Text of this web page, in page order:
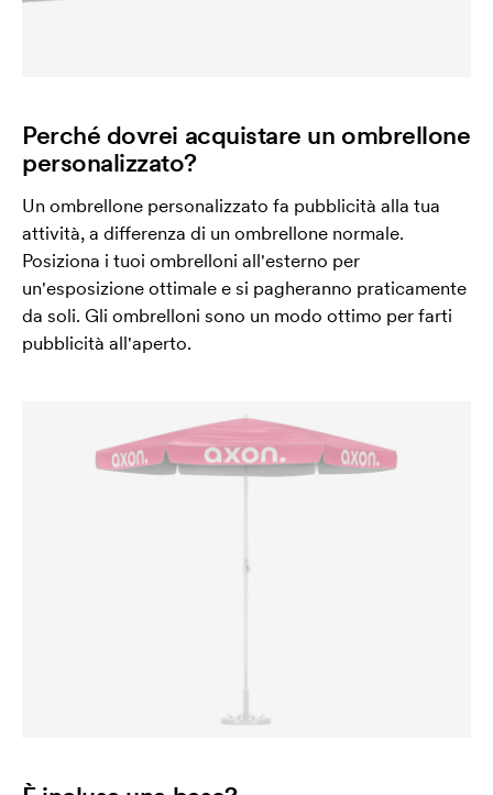
Perché dovrei acquistare un ombrellone
personalizzato?
Un ombrellone personalizzato fa pubblicità alla tua
attività, a differenza di un ombrellone normale.
Posiziona i tuoi ombrelloni all'esterno per
un'esposizione ottimale e si pagheranno praticamente
da soli. Gli ombrelloni sono un modo ottimo per farti
pubblicità all'aperto.